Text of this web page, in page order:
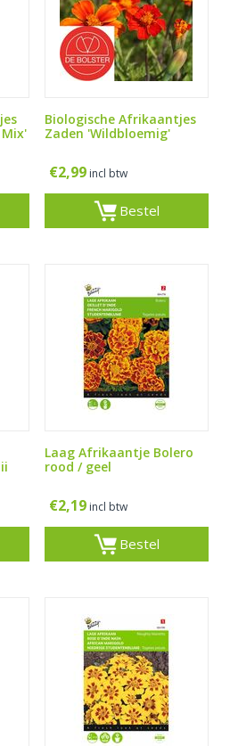
Biologische Afrikaantjes
Zaden 'Wildbloemig'
€2,99 incl btw
Bestel
Laag Afrikaantje Bolero
rood / geel
€2,19 incl btw
Bestel